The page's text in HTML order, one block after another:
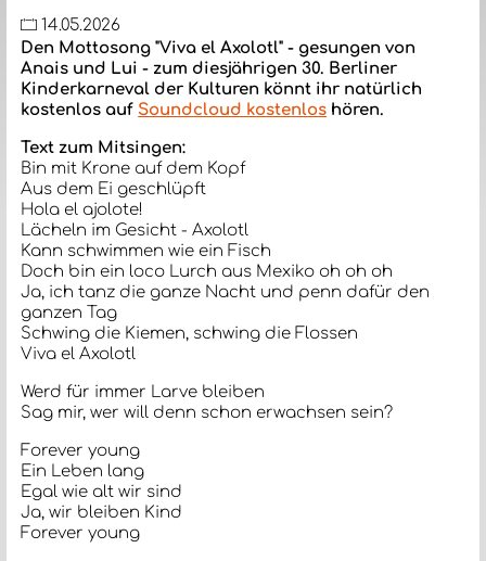
14.05.2026
Den Mottosong "Viva el Axolotl" - gesungen von
Anais und Lui - zum diesjährigen 30. Berliner
Kinderkarneval der Kulturen könnt ihr natürlich
kostenlos auf Soundcloud kostenlos hören.
Text zum Mitsingen:
Bin mit Krone auf dem Kopf
Aus dem Ei geschlüpft
Hola el ajolote!
Lächeln im Gesicht - Axolotl
Kann schwimmen wie ein Fisch
Doch bin ein loco Lurch aus Mexiko oh oh oh
Ja, ich tanz die ganze Nacht und penn dafür den
ganzen Tag
Schwing die Kiemen, schwing die Flossen
Viva el Axolotl
Werd für immer Larve bleiben
Sag mir, wer will denn schon erwachsen sein?
Forever young
Ein Leben lang
Egal wie alt wir sind
Ja, wir bleiben Kind
Forever young